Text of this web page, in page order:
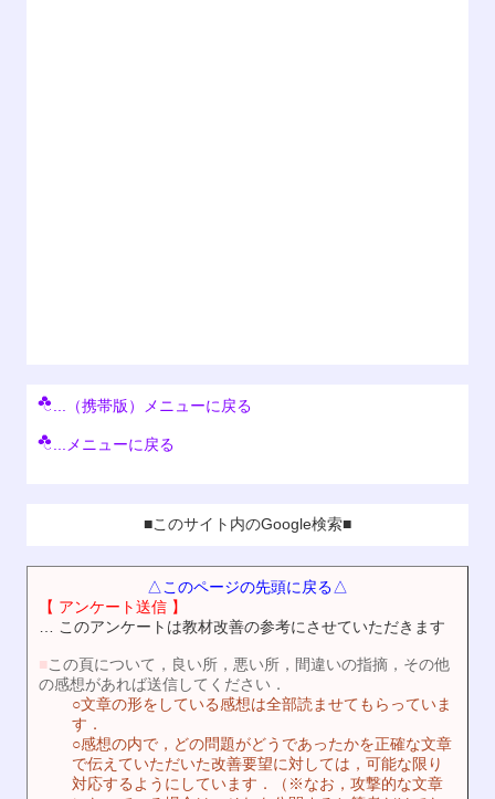
...（携帯版）メニューに戻る
...メニューに戻る
■このサイト内のGoogle検索■
△このページの先頭に戻る△
【 アンケート送信 】
… このアンケートは教材改善の参考にさせていただきます
■この頁について，良い所，悪い所，間違いの指摘，その他
の感想があれば送信してください．
○文章の形をしている感想は全部読ませてもらっていま
す．
○感想の内で，どの問題がどうであったかを正確な文章
で伝えていただいた改善要望に対しては，可能な限り
対応するようにしています．（※なお，攻撃的な文章